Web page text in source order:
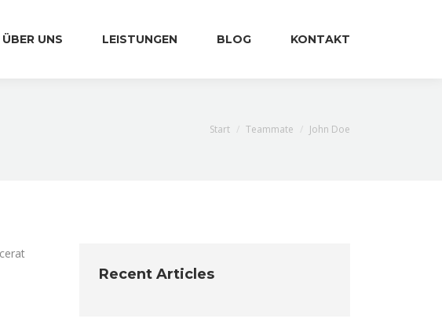
ÜBER UNS LEISTUNGEN BLOG KONTAKT
Sie befinden sich hier:
Start Teammate John Doe
Recent Articles